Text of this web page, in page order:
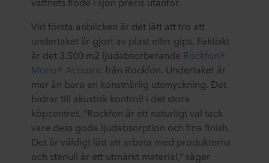
Vid första anblicken är det lätt att tro att
undertaket är gjort av plast eller gips. Faktiskt
är det 3.500 m2 ljudabsorberande Rockfon®
Mono® Acoustic från Rockfon. Undertaket är
mer än bara en konstnärlig utsmyckning. Det
bidrar till akustisk kontroll i det stora
köpcentret. ”Rockfon är ett naturligt val tack
vare dess goda ljudabsorption och fina finish.
Det är väldigt lätt att arbeta med produkterna
och stenull är ett utmärkt material,” säger